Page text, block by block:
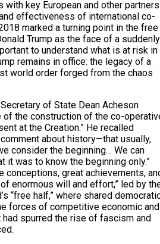
key European and other partners
effectiveness of international co-
marked a turning point in the free
Trump as the face of a suddenly
to understand what is at risk in
remains in office: the legacy of a
world order forged from the chaos
of State Dean Acheson
of the construction of the co-
at the Creation.” He recalled
comment about history—that usually,
consider the beginning… We can
it was to know the beginning only.”
conceptions, great achievements,
enormous will and effort,” led by
“free half,” where shared
forces of competitive economic and
spurred the rise of fascism and